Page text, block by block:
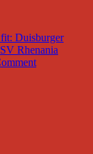
Duisburger
Rhenania